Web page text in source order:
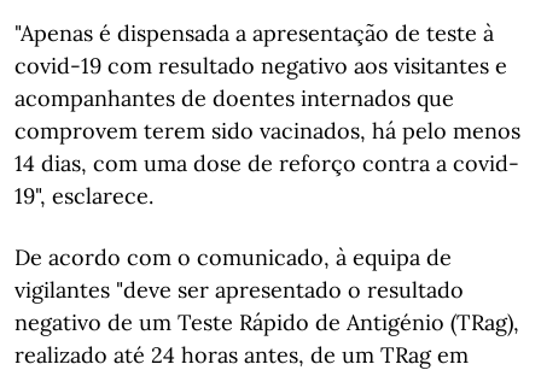
"Apenas é dispensada a apresentação de teste à
covid-19 com resultado negativo aos visitantes e
acompanhantes de doentes internados que
comprovem terem sido vacinados, há pelo menos
14 dias, com uma dose de reforço contra a covid-
19", esclarece.
De acordo com o comunicado, à equipa de
vigilantes "deve ser apresentado o resultado
negativo de um Teste Rápido de Antigénio (TRag),
realizado até 24 horas antes, de um TRag em